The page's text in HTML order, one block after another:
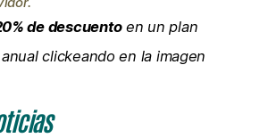
de descuentoen un plan
clickeando en la imagen